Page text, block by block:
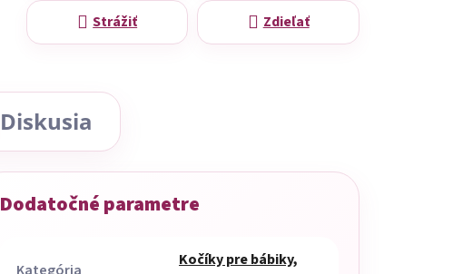
Strážiť Zdieľať
Diskusia
Dodatočné parametre
Kočíky pre bábiky,